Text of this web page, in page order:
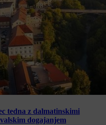
tedna z dalmatinskimi
dogajanjem